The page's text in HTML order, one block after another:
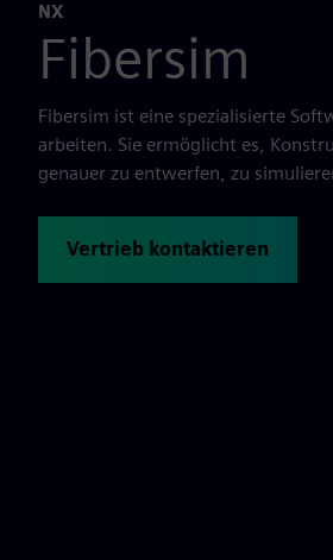
NX
Fibersim
Fibersim ist eine spezialisierte
arbeiten. Sie ermöglicht es,
genauer zu entwerfen, zu
Vertrieb kontaktieren